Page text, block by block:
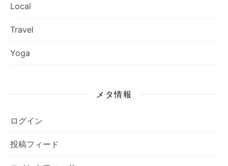
Local
Travel
Yoga
メタ情報
ログイン
投稿フィード